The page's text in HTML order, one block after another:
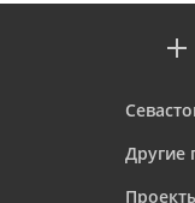
Другие